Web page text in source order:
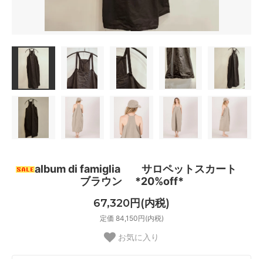
album di famiglia サロペットスカート
ブラウン *20%off*
67,320円(内税)
定価 84,150円(内税)
お気に入り